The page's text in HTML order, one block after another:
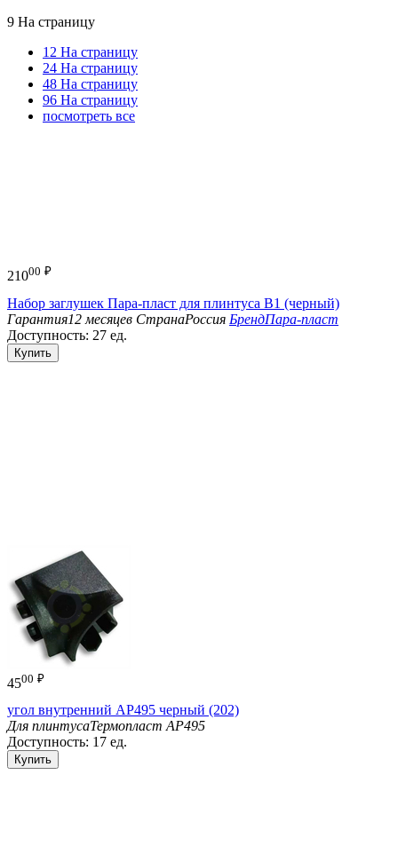
9 На страницу
12 На страницу
24 На страницу
48 На страницу
96 На страницу
посмотреть все
21000 ₽
Набор заглушек Пара-пласт для плинтуса B1 (черный)
Гарантия12 месяцев СтранаРоссия БрендПара-пласт
Доступность: 27 ед.
Купить
4500 ₽
угол внутренний АР495 черный (202)
Для плинтусаТермопласт АР495
Доступность: 17 ед.
Купить